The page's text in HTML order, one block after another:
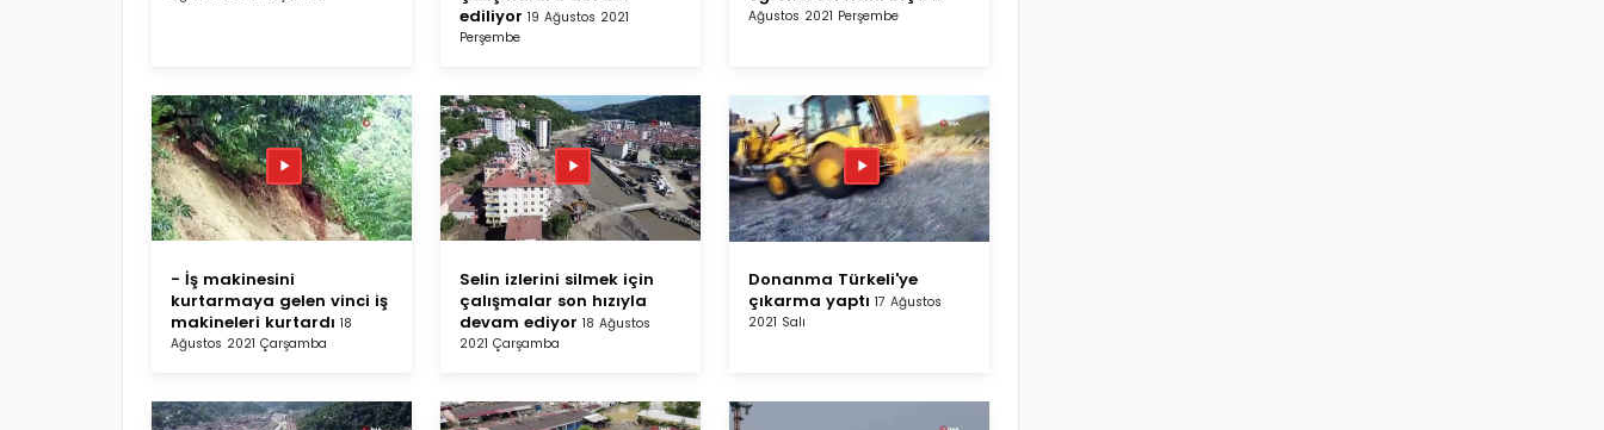
ediliyor 19 Ağustos 2021
Perşembe
Ağustos 2021 Perşembe
- İş makinesini
kurtarmaya gelen vinci iş
makineleri kurtardı 18
Ağustos 2021 Çarşamba
Selin izlerini silmek için
çalışmalar son hızıyla
devam ediyor 18 Ağustos
2021 Çarşamba
Donanma Türkeli'ye
çıkarma yaptı 17 Ağustos
2021 Salı